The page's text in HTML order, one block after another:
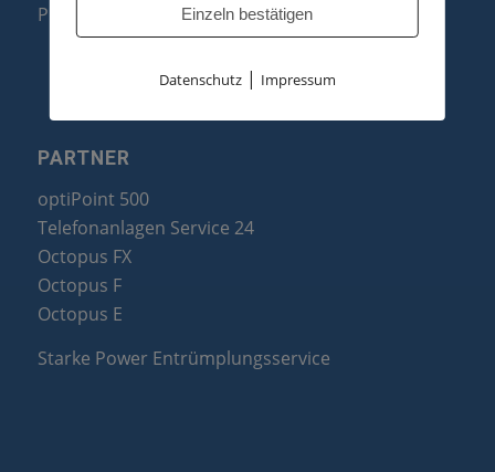
Produktzusammenfassung
PARTNER
optiPoint 500
Telefonanlagen Service 24
Octopus FX
Octopus F
Octopus E
Starke Power Entrümplungsservice
Einzeln bestätigen
Datenschutz| Impressum